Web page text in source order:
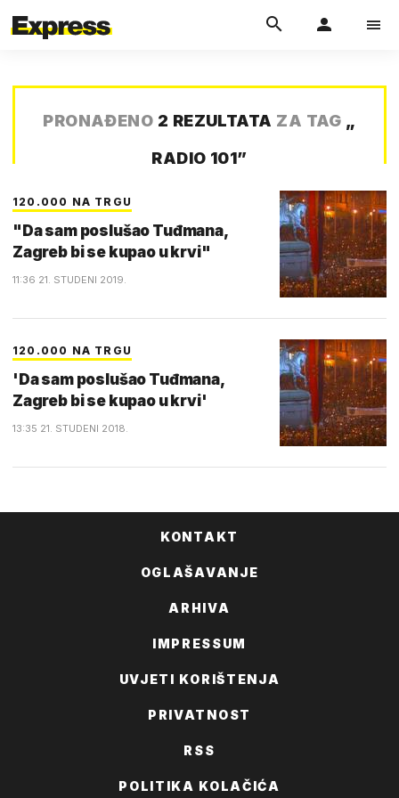
PRONAĐENO 2 REZULTATA ZA TAG „
RADIO 101”
120.000 NA TRGU
"Da sam poslušao Tuđmana,
Zagreb bi se kupao u krvi"
11:36 21. STUDENI 2019.
120.000 NA TRGU
'Da sam poslušao Tuđmana,
Zagreb bi se kupao u krvi'
13:35 21. STUDENI 2018.
KONTAKT
OGLAŠAVANJE
ARHIVA
IMPRESSUM
UVJETI KORIŠTENJA
PRIVATNOST
RSS
POLITIKA KOLAČIĆA